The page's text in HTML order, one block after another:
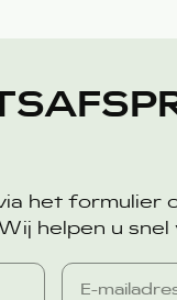
het formulier
helpen u snel